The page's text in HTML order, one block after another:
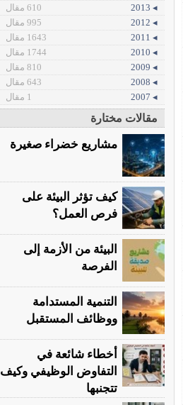
◂ 2013
610 مقال
◂ 2012
995 مقال
◂ 2011
1643 مقال
◂ 2010
1744 مقال
◂ 2009
810 مقال
◂ 2008
643 مقال
◂ 2007
1 مقال
مقالات مختارة
مشاريع خضراء صغيرة
كيف تؤثر البيئة على
فرص العمل؟
البيئة من الأزمة إلى
الفرصة
التنمية المستدامة
ووظائف المستقبل
أخطاء شائعة في
التفاوض الوظيفي وكيف
تتجنبها